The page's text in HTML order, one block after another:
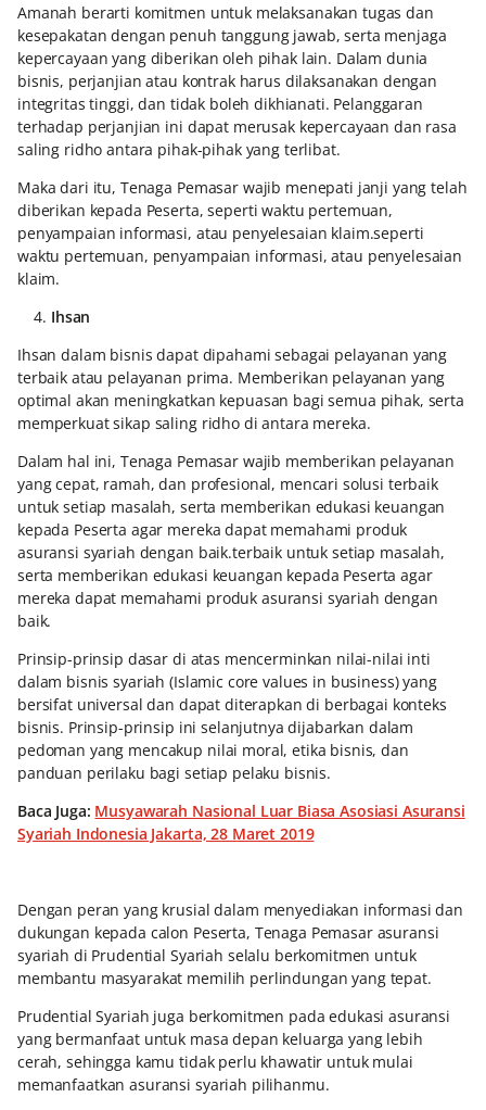
Amanah berarti komitmen untuk melaksanakan tugas dan
kesepakatan dengan penuh tanggung jawab, serta menjaga
kepercayaan yang diberikan oleh pihak lain. Dalam dunia
bisnis, perjanjian atau kontrak harus dilaksanakan dengan
integritas tinggi, dan tidak boleh dikhianati. Pelanggaran
terhadap perjanjian ini dapat merusak kepercayaan dan rasa
saling ridho antara pihak-pihak yang terlibat.
Maka dari itu, Tenaga Pemasar wajib menepati janji yang telah
diberikan kepada Peserta, seperti waktu pertemuan,
penyampaian informasi, atau penyelesaian klaim.seperti
waktu pertemuan, penyampaian informasi, atau penyelesaian
klaim.
4. Ihsan
Ihsan dalam bisnis dapat dipahami sebagai pelayanan yang
terbaik atau pelayanan prima. Memberikan pelayanan yang
optimal akan meningkatkan kepuasan bagi semua pihak, serta
memperkuat sikap saling ridho di antara mereka.
Dalam hal ini, Tenaga Pemasar wajib memberikan pelayanan
yang cepat, ramah, dan profesional, mencari solusi terbaik
untuk setiap masalah, serta memberikan edukasi keuangan
kepada Peserta agar mereka dapat memahami produk
asuransi syariah dengan baik.terbaik untuk setiap masalah,
serta memberikan edukasi keuangan kepada Peserta agar
mereka dapat memahami produk asuransi syariah dengan
baik.
Prinsip-prinsip dasar di atas mencerminkan nilai-nilai inti
dalam bisnis syariah (Islamic core values in business) yang
bersifat universal dan dapat diterapkan di berbagai konteks
bisnis. Prinsip-prinsip ini selanjutnya dijabarkan dalam
pedoman yang mencakup nilai moral, etika bisnis, dan
panduan perilaku bagi setiap pelaku bisnis.
Baca Juga: Musyawarah Nasional Luar Biasa Asosiasi Asuransi
Syariah Indonesia Jakarta, 28 Maret 2019
Dengan peran yang krusial dalam menyediakan informasi dan
dukungan kepada calon Peserta, Tenaga Pemasar asuransi
syariah di Prudential Syariah selalu berkomitmen untuk
membantu masyarakat memilih perlindungan yang tepat.
Prudential Syariah juga berkomitmen pada edukasi asuransi
yang bermanfaat untuk masa depan keluarga yang lebih
cerah, sehingga kamu tidak perlu khawatir untuk mulai
memanfaatkan asuransi syariah pilihanmu.